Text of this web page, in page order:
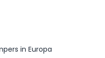
in Europa